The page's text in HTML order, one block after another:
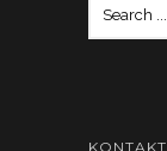
KONTAKT